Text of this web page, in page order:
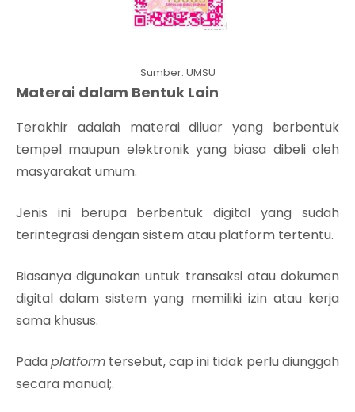
Sumber: UMSU
Materai dalam Bentuk Lain
Terakhir adalah materai diluar yang berbentuk
tempel maupun elektronik yang biasa dibeli oleh
masyarakat umum.
Jenis ini berupa berbentuk digital yang sudah
terintegrasi dengan sistem atau platform tertentu.
Biasanya digunakan untuk transaksi atau dokumen
digital dalam sistem yang memiliki izin atau kerja
sama khusus.
Padaplatform tersebut, cap ini tidak perlu diunggah
secara manual;.